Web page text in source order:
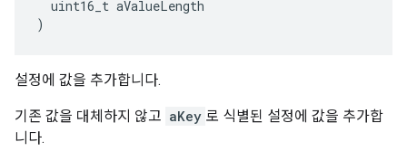
uint16_t aValueLength
)
설정에 값을 추가합니다.
기존 값을 대체하지 않고 aKey 로 식별된 설정에 값을 추가합
니다.